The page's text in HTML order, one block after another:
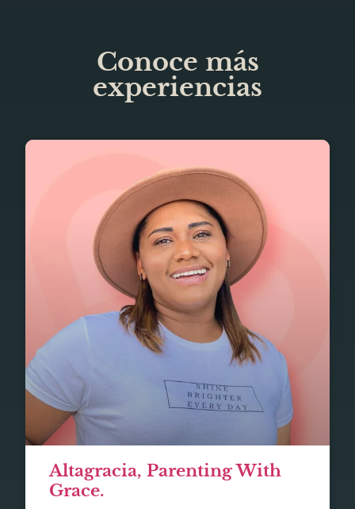
Conoce más
experiencias
Altagracia, Parenting With
Grace.